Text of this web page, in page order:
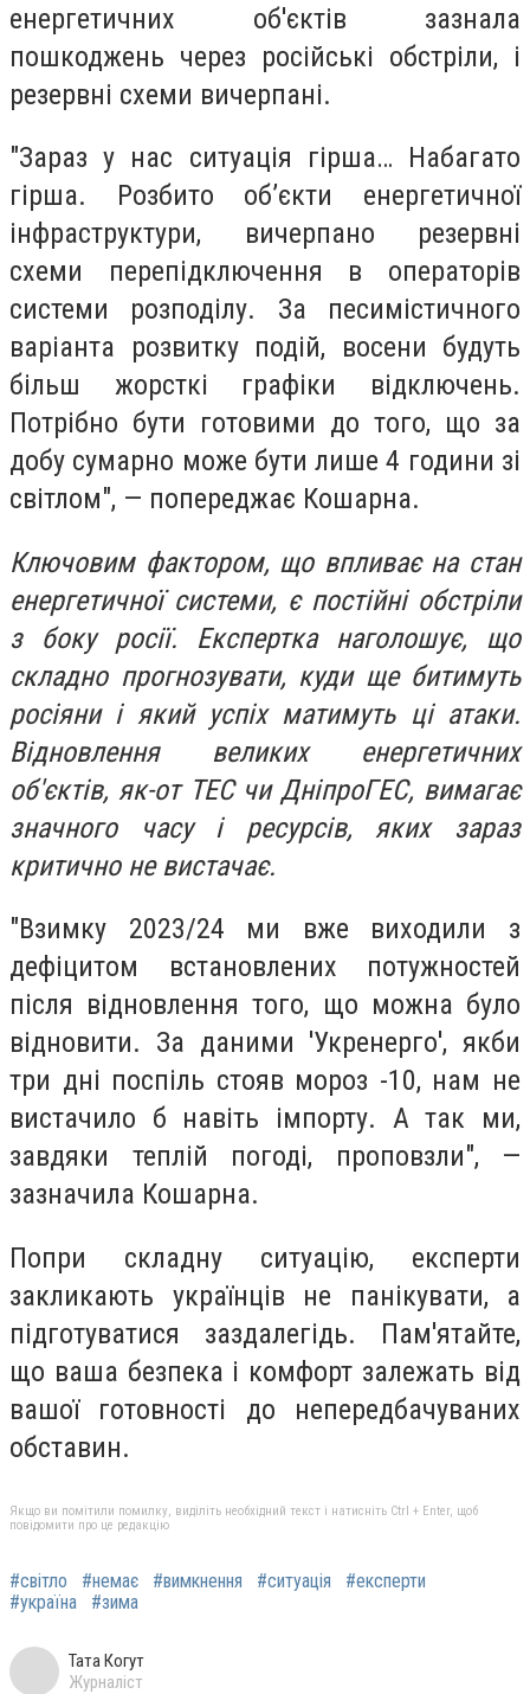
енергетичних об'єктів зазнала
пошкоджень через російські обстріли, і
резервні схеми вичерпані.
"Зараз у нас ситуація гірша… Набагато
гірша. Розбито об’єкти енергетичної
інфраструктури, вичерпано резервні
схеми перепідключення в операторів
системи розподілу. За песимістичного
варіанта розвитку подій, восени будуть
більш жорсткі графіки відключень.
Потрібно бути готовими до того, що за
добу сумарно може бути лише 4 години зі
світлом", — попереджає Кошарна.
Ключовим фактором, що впливає на стан
енергетичної системи, є постійні обстріли
з боку росії. Експертка наголошує, що
складно прогнозувати, куди ще битимуть
росіяни і який успіх матимуть ці атаки.
Відновлення великих енергетичних
об'єктів, як-от ТЕС чи ДніпроГЕС, вимагає
значного часу і ресурсів, яких зараз
критично не вистачає.
"Взимку 2023/24 ми вже виходили з
дефіцитом встановлених потужностей
після відновлення того, що можна було
відновити. За даними 'Укренерго', якби
три дні поспіль стояв мороз -10, нам не
вистачило б навіть імпорту. А так ми,
завдяки теплій погоді, проповзли", —
зазначила Кошарна.
Попри складну ситуацію, експерти
закликають українців не панікувати, а
підготуватися заздалегідь. Пам'ятайте,
що ваша безпека і комфорт залежать від
вашої готовності до непередбачуваних
обставин.
Якщо ви помітили помилку, виділіть необхідний текст і натисніть Ctrl + Enter, щоб
повідомити про це редакцію
#світло #немає #вимкнення #ситуація
#експерти
#україна
#зима
Тата Когут
Журналіст